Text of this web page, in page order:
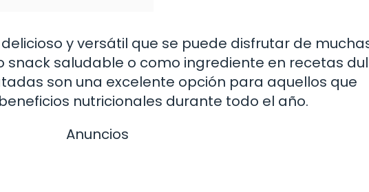
y versátil que se puede disfrutar de
snack saludable o como ingrediente en recetas
son una excelente opción para aquellos que
nutricionales durante todo el año.
Anuncios